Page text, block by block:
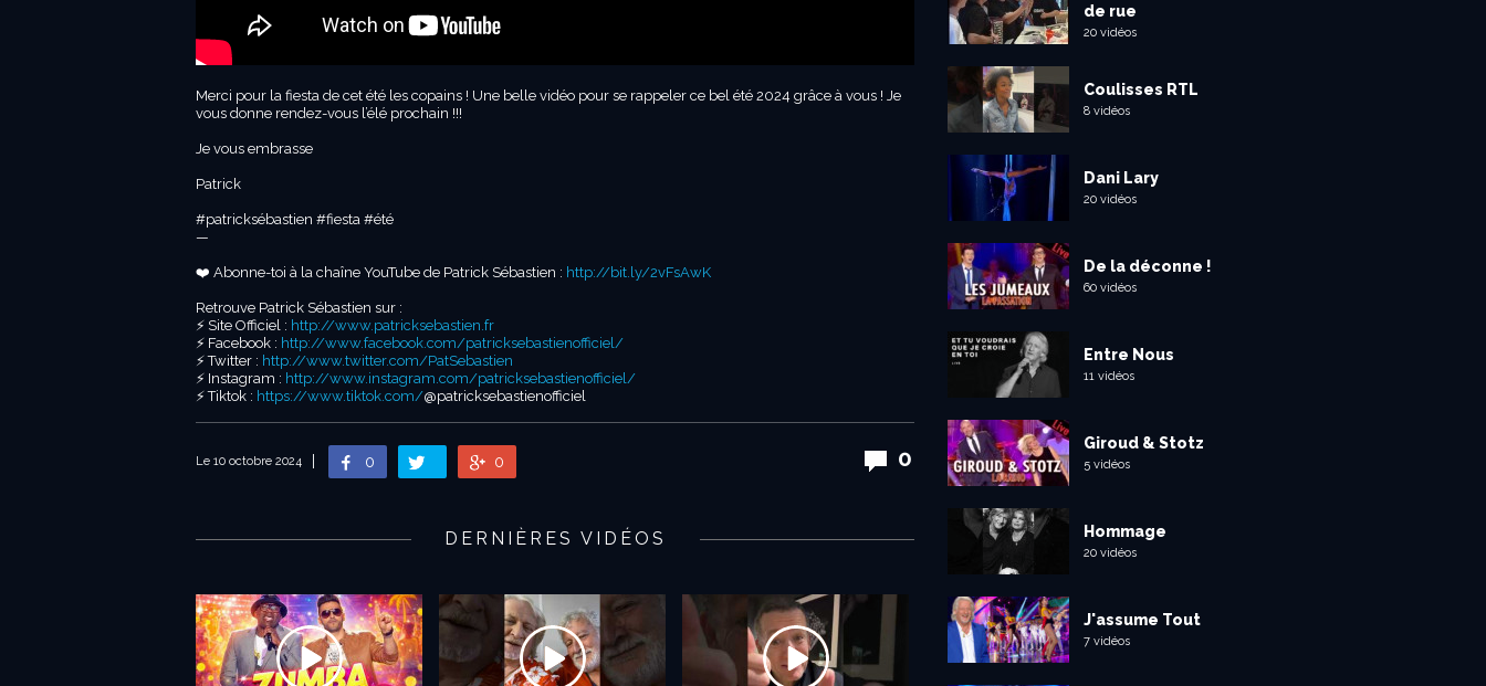
Merci pour la fiesta de cet été les copains ! Une belle vidéo pour se rappeler ce bel été 2024 grâce à vous ! Je
vous donne rendez-vous l’élé prochain !!!
Je vous embrasse
Patrick
#patricksébastien #fiesta #été
—
❤️ Abonne-toi à la chaîne YouTube de Patrick Sébastien : http://bit.ly/2vFsAwK
Retrouve Patrick Sébastien sur :
⚡️ Site Officiel : http://www.patricksebastien.fr
⚡️ Facebook : http://www.facebook.com/patricksebastienofficiel/
⚡️ Twitter : http://www.twitter.com/PatSebastien
⚡️ Instagram : http://www.instagram.com/patricksebastienofficiel/
⚡️ Tiktok : https://www.tiktok.com/@patricksebastienofficiel
Le 10 octobre 2024 0 0 0
DERNIÈRES VIDÉOS
de rue
20 vidéos
Coulisses RTL
8 vidéos
Dani Lary
20 vidéos
De la déconne !
60 vidéos
Entre Nous
11 vidéos
Giroud & Stotz
5 vidéos
Hommage
20 vidéos
J'assume Tout
7 vidéos